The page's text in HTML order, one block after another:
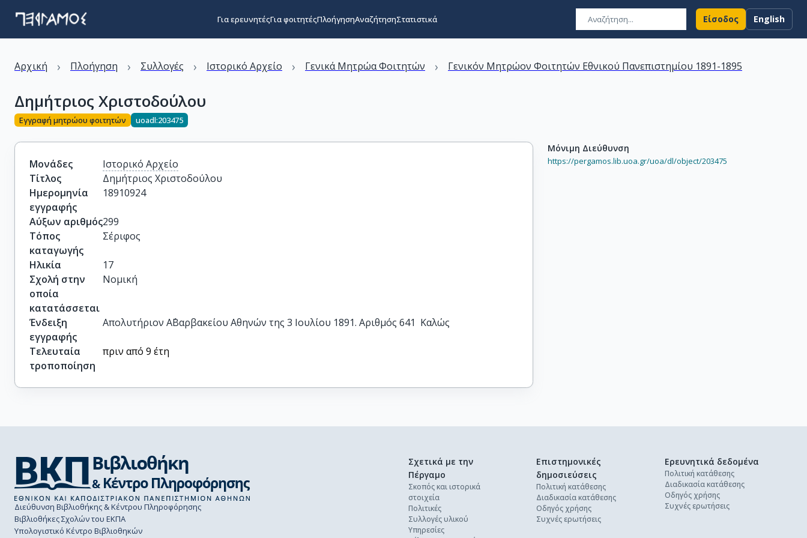
Για ερευνητέςΓια φοιτητέςΠλοήγησηΑναζήτησηΣτατιστικά Είσοδος English
Αρχική › Πλοήγηση › Συλλογές › Ιστορικό Αρχείο › Γενικά Μητρώα Φοιτητών › Γενικόν Μητρώον Φοιτητών Εθνικού Πανεπιστημίου 1891-1895
Δημήτριος Χριστοδούλου
Εγγραφή μητρώου φοιτητών uoadl:203475
Μονάδες
Ιστορικό Αρχείο
Τίτλος
Δημήτριος Χριστοδούλου
Ημερομηνία
εγγραφής
18910924
Αύξων αριθμός299
Τόπος
καταγωγής
Σέριφος
Ηλικία
17
Σχολή στην
οποία
κατατάσσεται
Νομική
Ένδειξη
εγγραφής
Απολυτήριον Α΄Βαρβακείου Αθηνών της 3 Ιουλίου 1891. Αριθμός 641  Καλώς
Τελευταία
τροποποίηση
πριν από 9 έτη
Μόνιμη Διεύθυνση
https://pergamos.lib.uoa.gr/uoa/dl/object/203475
Διεύθυνση Βιβλιοθήκης & Κέντρου Πληροφόρησης
Βιβλιοθήκες Σχολών του ΕΚΠΑ
Υπολογιστικό Κέντρο Βιβλιοθηκών
Σχετικά με την
Πέργαμο
Σκοπός και ιστορικά
στοιχεία
Πολιτικές
Συλλογές υλικού
Υπηρεσίες
Επιστημονικές
δημοσιεύσεις
Πολιτική κατάθεσης
Διαδικασία κατάθεσης
Οδηγός χρήσης
Συχνές ερωτήσεις
Ερευνητικά δεδομένα
Πολιτική κατάθεσης
Διαδικασία κατάθεσης
Οδηγός χρήσης
Συχνές ερωτήσεις